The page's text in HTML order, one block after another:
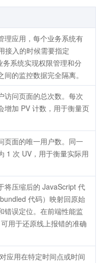
理应用，每个业务系统有
接入的时候需要指定
系统实现权限管理和分
的监控数据完全隔离。
访问页面的总次数。每次
增加 PV 计数，用于衡量页
页面的唯一用户数。同一
1 次 UV，用于衡量实际用
将压缩后的 JavaScript 代
代码）映射回原始
错误定位。在前端性能监
用于还原线上报错的准确
应用在特定时间点或时间